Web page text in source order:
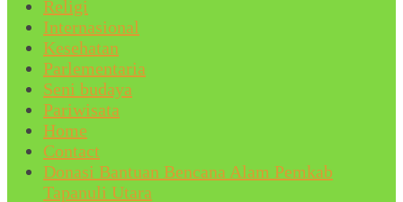
Religi
Internasional
Kesehatan
Parlementaria
Seni budaya
Pariwisata
Home
Contact
Donasi Bantuan Bencana Alam Pemkab
Tapanuli Utara